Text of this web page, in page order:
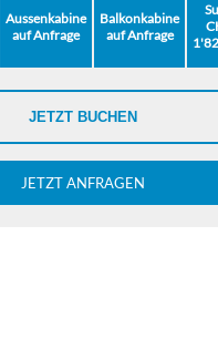
Aussenkabine
auf Anfrage
Balkonkabine
auf Anfrage
JETZT BUCHEN
JETZT ANFRAGEN